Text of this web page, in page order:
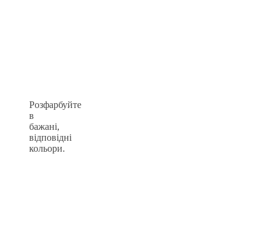
Розфарбуйте
в
бажані,
відповідні
кольори.